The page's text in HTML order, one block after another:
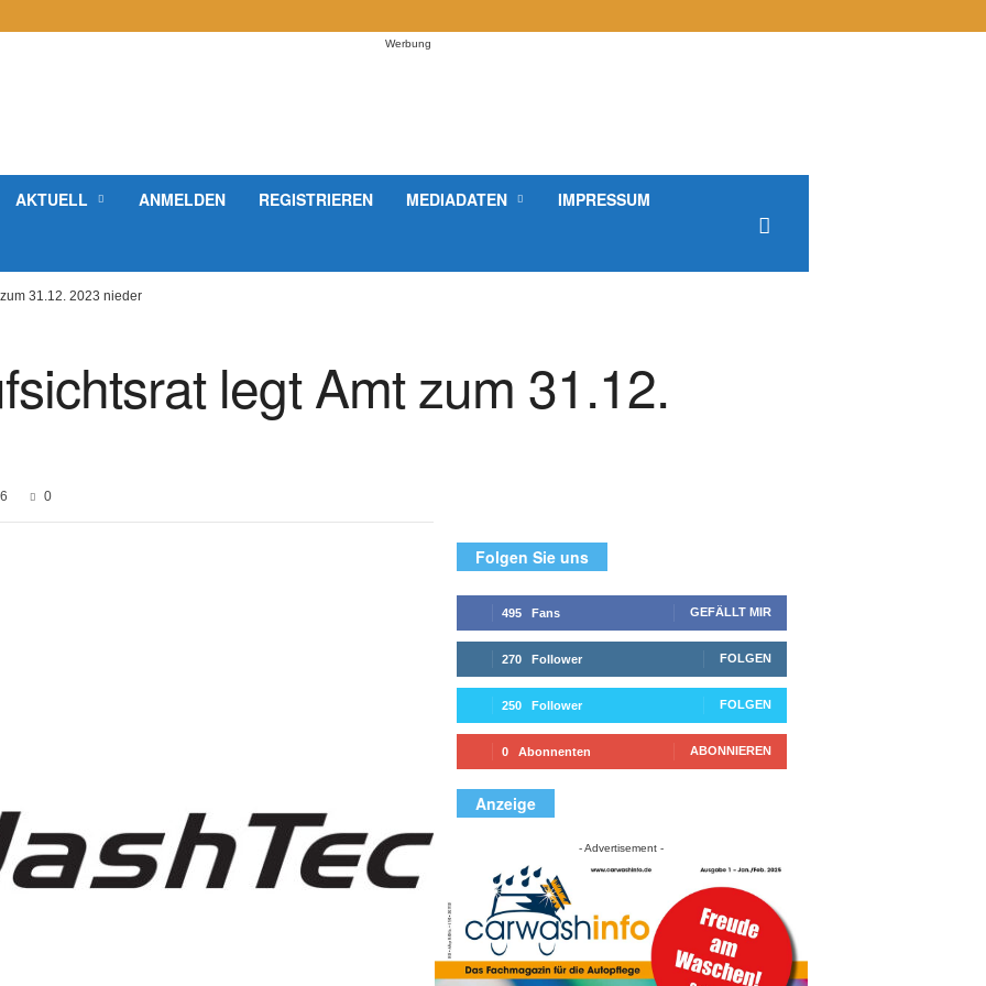
Werbung
AKTUELL ANMELDEN REGISTRIEREN MEDIADATEN IMPRESSUM
31.12. 2023 nieder
legt Amt zum 31.12.
0
Folgen Sie uns
495 Fans GEFÄLLT MIR
270 Follower FOLGEN
250 Follower FOLGEN
0 Abonnenten ABONNIEREN
Anzeige
- Advertisement -